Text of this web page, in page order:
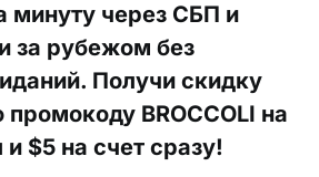
минуту через СБП и
за рубежом без
Получи скидку
BROCCOLI на
$5 на счет сразу!